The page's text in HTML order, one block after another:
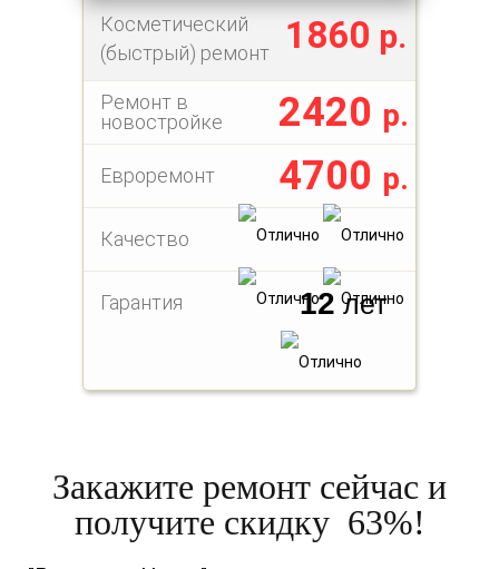
Косметический
(быстрый) ремонт
1860 р.
Ремонт в
новостройке
2420 р.
Евроремонт 4700 р.
Качество
Гарантия 12 лет
Закажите ремонт сейчас и
получите скидку 63%!